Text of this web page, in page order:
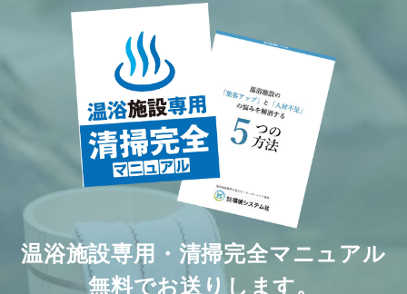
温浴施設専用・清掃完全マニュアル
無料でお送りします。